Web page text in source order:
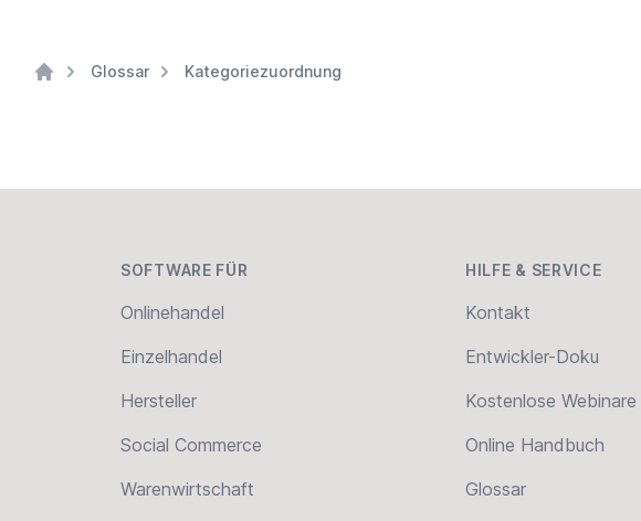
Glossar Kategoriezuordnung
SOFTWARE FÜR
Onlinehandel
Einzelhandel
Hersteller
Social Commerce
Warenwirtschaft
HILFE & SERVICE
Kontakt
Entwickler-Doku
Kostenlose Webinare
Online Handbuch
Glossar